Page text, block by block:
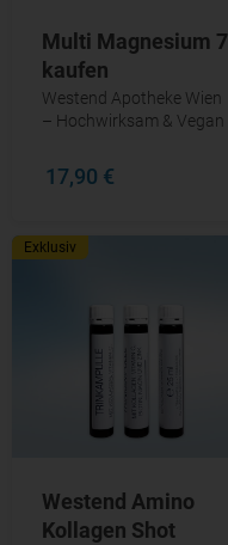
Multi Magnesium 7
kaufen
Westend Apotheke Wien
– Hochwirksam & Vegan
17,90 €
Exklusiv
Westend Amino
Kollagen Shot